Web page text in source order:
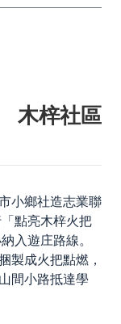
木梓社區
小鄉社造志業聯
點亮木梓火把
入遊庄路線。
製成火把點燃，
間小路抵達學